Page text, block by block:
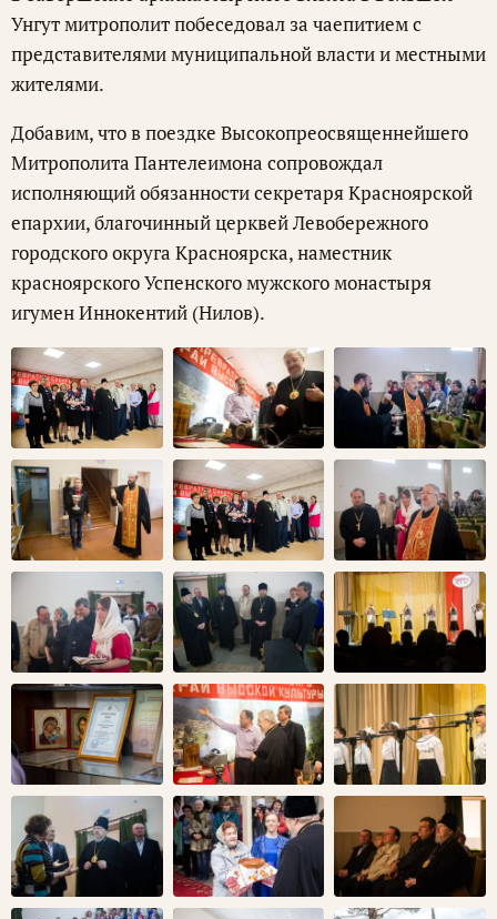
Унгут митрополит побеседовал за чаепитием с
представителями муниципальной власти и местными
жителями.
Добавим, что в поездке Высокопреосвященнейшего
Митрополита Пантелеимона сопровождал
исполняющий обязанности секретаря Красноярской
епархии, благочинный церквей Левобережного
городского округа Красноярска, наместник
красноярского Успенского мужского монастыря
игумен Иннокентий (Нилов).